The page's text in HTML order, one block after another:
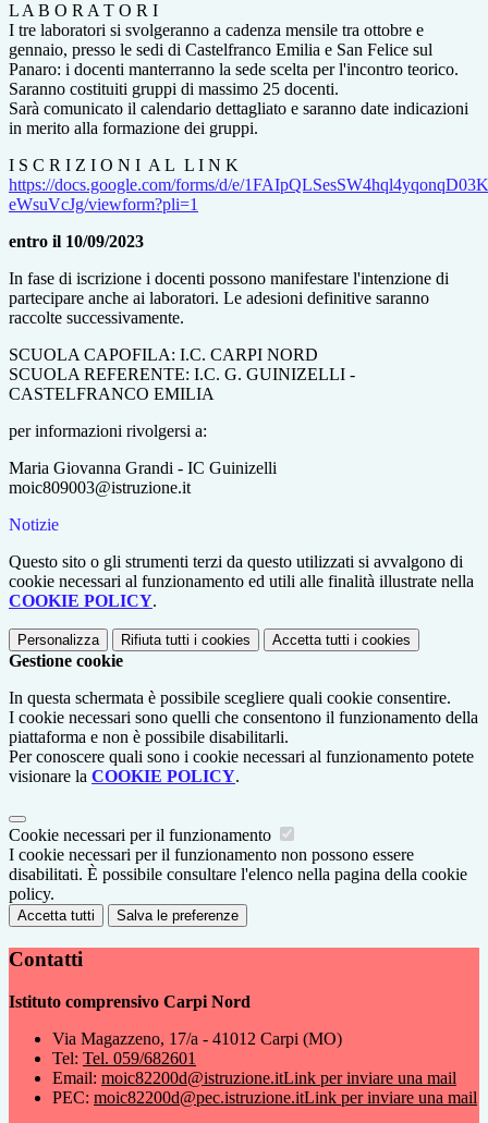
L A B O R A T O R I
I tre laboratori si svolgeranno a cadenza mensile tra ottobre e
gennaio, presso le sedi di Castelfranco Emilia e San Felice sul
Panaro: i docenti manterranno la sede scelta per l'incontro teorico.
Saranno costituiti gruppi di massimo 25 docenti.
Sarà comunicato il calendario dettagliato e saranno date indicazioni
in merito alla formazione dei gruppi.
I S C R I Z I O N I A L L I N K
https://docs.google.com/forms/d/e/
eWsuVcJg/viewform?pli=1
entro il 10/09/2023
In fase di iscrizione i docenti possono manifestare l'intenzione di
partecipare anche ai laboratori. Le adesioni definitive saranno
raccolte successivamente.
SCUOLA CAPOFILA: I.C. CARPI NORD
SCUOLA REFERENTE: I.C. G. GUINIZELLI -
CASTELFRANCO EMILIA
per informazioni rivolgersi a:
Maria Giovanna Grandi - IC Guinizelli
moic809003@istruzione.it
Notizie
Questo sito o gli strumenti terzi da questo utilizzati si avvalgono di
cookie necessari al funzionamento ed utili alle finalità illustrate nella
COOKIE POLICY.
Personalizza Rifiuta tutti i cookies Accetta tutti i cookies
Gestione cookie
In questa schermata è possibile scegliere quali cookie consentire.
I cookie necessari sono quelli che consentono il funzionamento della
piattaforma e non è possibile disabilitarli.
Per conoscere quali sono i cookie necessari al funzionamento potete
visionare la COOKIE POLICY.
Cookie necessari per il funzionamento
I cookie necessari per il funzionamento non possono essere
disabilitati. È possibile consultare l'elenco nella pagina della cookie
policy.
Accetta tutti Salva le preferenze
Contatti
Istituto comprensivo Carpi Nord
Via Magazzeno, 17/a - 41012 Carpi (MO)
Tel: Tel. 059/682601
Email: moic82200d@istruzione.itLink per inviare una mail
PEC: moic82200d@pec.istruzione.itLink per inviare una mail